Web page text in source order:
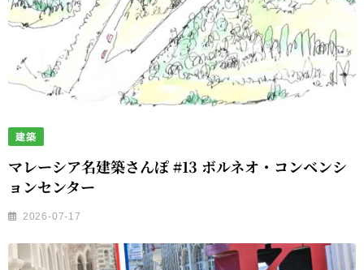
建築
マレーシア名建築さんぽ #13 ボルネオ・コンベンシ
ョンセンター
2026-07-17